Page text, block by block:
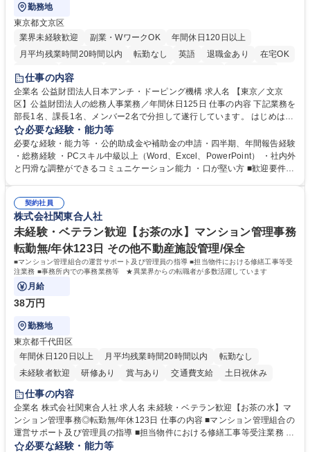
勤務地
東京都文京区
業界未経験歓迎
副業・WワークOK
年間休日120日以上
月平均残業時間20時間以内
転勤なし 英語 退職金あり
在宅OK
賞与あり
育休あり
食事補助あり
仕事の内容
企業名 公益財団法人日本アンチ・ドーピング機構 求人名 【東京／文京
区】公益財団法人の総務人事業務／年間休日125日 仕事の内容 下記業務を
部長1名、課長1名、メンバー2名で分担して遂行しています。 はじめは担
当者として業務を覚えていただき、ゆくゆくはリーダーやマネージャーポ
ジションとして活躍いただくことを期待しています。 【総務・人事グルー
プの業務内容】 ・人事制度関連 ・採用活動 ・教育研修の企画、実行 ・勤
怠管理 ・官公庁への各種提出 ・法定の会議運営（評議員会、理事会） ・
管理 ・福利厚生関連 ・職員からの問合せ、相談対応 ・その他日常の総務
業務全般 募集職種 【東京／文京区】公益財団法人の総務人事業務／年間
休日125日
必要な経験・能力等
必要な経験・能力等 ・公的助成金や補助金の申請・四半期、年間報告経験
・総務経験 ・PCスキル中級以上（Word、Excel、PowerPoint） ・社内外
と円滑な調整ができるコミュニケーション能力 ・口が堅い方 ■歓迎要件
契約社員
株式会社関東合人社
未経験・ベテラン歓迎【お茶の水】マンション管理事務
転勤無/年休123日 その他不動産施設管理/保全
■マンション管理組合の運営サポート及び管理員の指導 ■担当物件における修繕工事等受
注業務 ■事務所内での事務業務等 ★異業界からの転職者が多数活躍しています
月給
38万円
勤務地
東京都千代田区
年間休日120日以上
月平均残業時間20時間以内
転勤なし
未経験者歓迎
研修あり 賞与あり 交通費支給 土日祝休み
仕事の内容
企業名 株式会社関東合人社 求人名 未経験・ベテラン歓迎【お茶の水】マ
ンション管理事務◎転勤無/年休123日 仕事の内容 ■マンション管理組合の
運営サポート及び管理員の指導 ■担当物件における修繕工事等受注業務 ■
事務所内での事務業務等 ★異業界からの転職者が多数活躍しています
必要な経験・能力等